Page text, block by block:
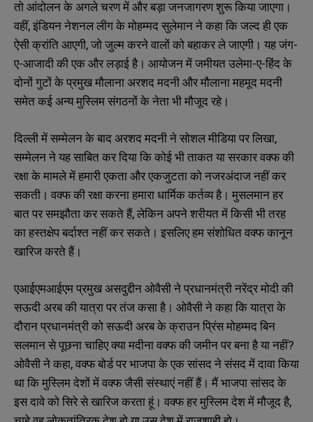
तो आंदोलन के अगले चरण में और बड़ा जनजागरण शुरू किया जाएगा।
वहीं, इंडियन नेशनल लीग के मोहम्मद सुलेमान ने कहा कि जल्द ही एक
ऐसी क्रांति आएगी, जो जुल्म करने वालों को बहाकर ले जाएगी। यह जंग-
ए-आजादी की एक और लड़ाई है। आयोजन में जमीयत उलेमा-ए-हिंद के
दोनों गुटों के प्रमुख मौलाना अरशद मदनी और मौलाना महमूद मदनी
समेत कई अन्य मुस्लिम संगठनों के नेता भी मौजूद रहे।
दिल्ली में सम्मेलन के बाद अरशद मदनी ने सोशल मीडिया पर लिखा,
सम्मेलन ने यह साबित कर दिया कि कोई भी ताकत या सरकार वक्फ की
रक्षा के मामले में हमारी एकता और एकजुटता को नजरअंदाज नहीं कर
सकती। वक्फ की रक्षा करना हमारा धार्मिक कर्तव्य है। मुसलमान हर
बात पर समझौता कर सकते हैं, लेकिन अपने शरीयत में किसी भी तरह
का हस्तक्षेप बर्दाश्त नहीं कर सकते। इसलिए हम संशोधित वक्फ कानून
खारिज करते हैं।
एआईएमआईएम प्रमुख असदुद्दीन ओवैसी ने प्रधानमंत्री नरेंद्र मोदी की
सऊदी अरब की यात्रा पर तंज कसा है। ओवैसी ने कहा कि यात्रा के
दौरान प्रधानमंत्री को सऊदी अरब के क्राउन प्रिंस मोहम्मद बिन
सलमान से पूछना चाहिए क्या मदीना वक्फ की जमीन पर बना है या नहीं?
ओवैसी ने कहा, वक्फ बोर्ड पर भाजपा के एक सांसद ने संसद में दावा किया
था कि मुस्लिम देशों में वक्फ जैसी संस्थाएं नहीं हैं। मैं भाजपा सांसद के
इस दावे को सिरे से खारिज करता हूं। वक्फ हर मुस्लिम देश में मौजूद है,